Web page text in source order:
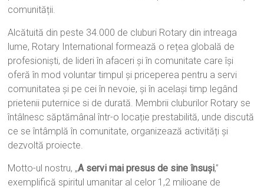
Action"
comunității.
Alcătuită din peste 34.000 de cluburi Rotary din intreaga
lume, Rotary International formează o rețea globală de
profesionişti, de lideri în afaceri și în comunitate care îşi
oferă în mod voluntar timpul și priceperea pentru a servi
comunitatea şi pe cei în nevoie, şi în acelaşi timp legând
prietenii puternice si de durată. Membrii cluburilor Rotary se
întâlnesc săptămânal într-o locație prestabilită, unde discută
ce se întâmplă în comunitate, organizează activități şi
dezvoltă proiecte.
Motto-ul nostru, „A servi mai presus de sine însuşi,”
exemplifică spiritul umanitar al celor 1,2 milioane de